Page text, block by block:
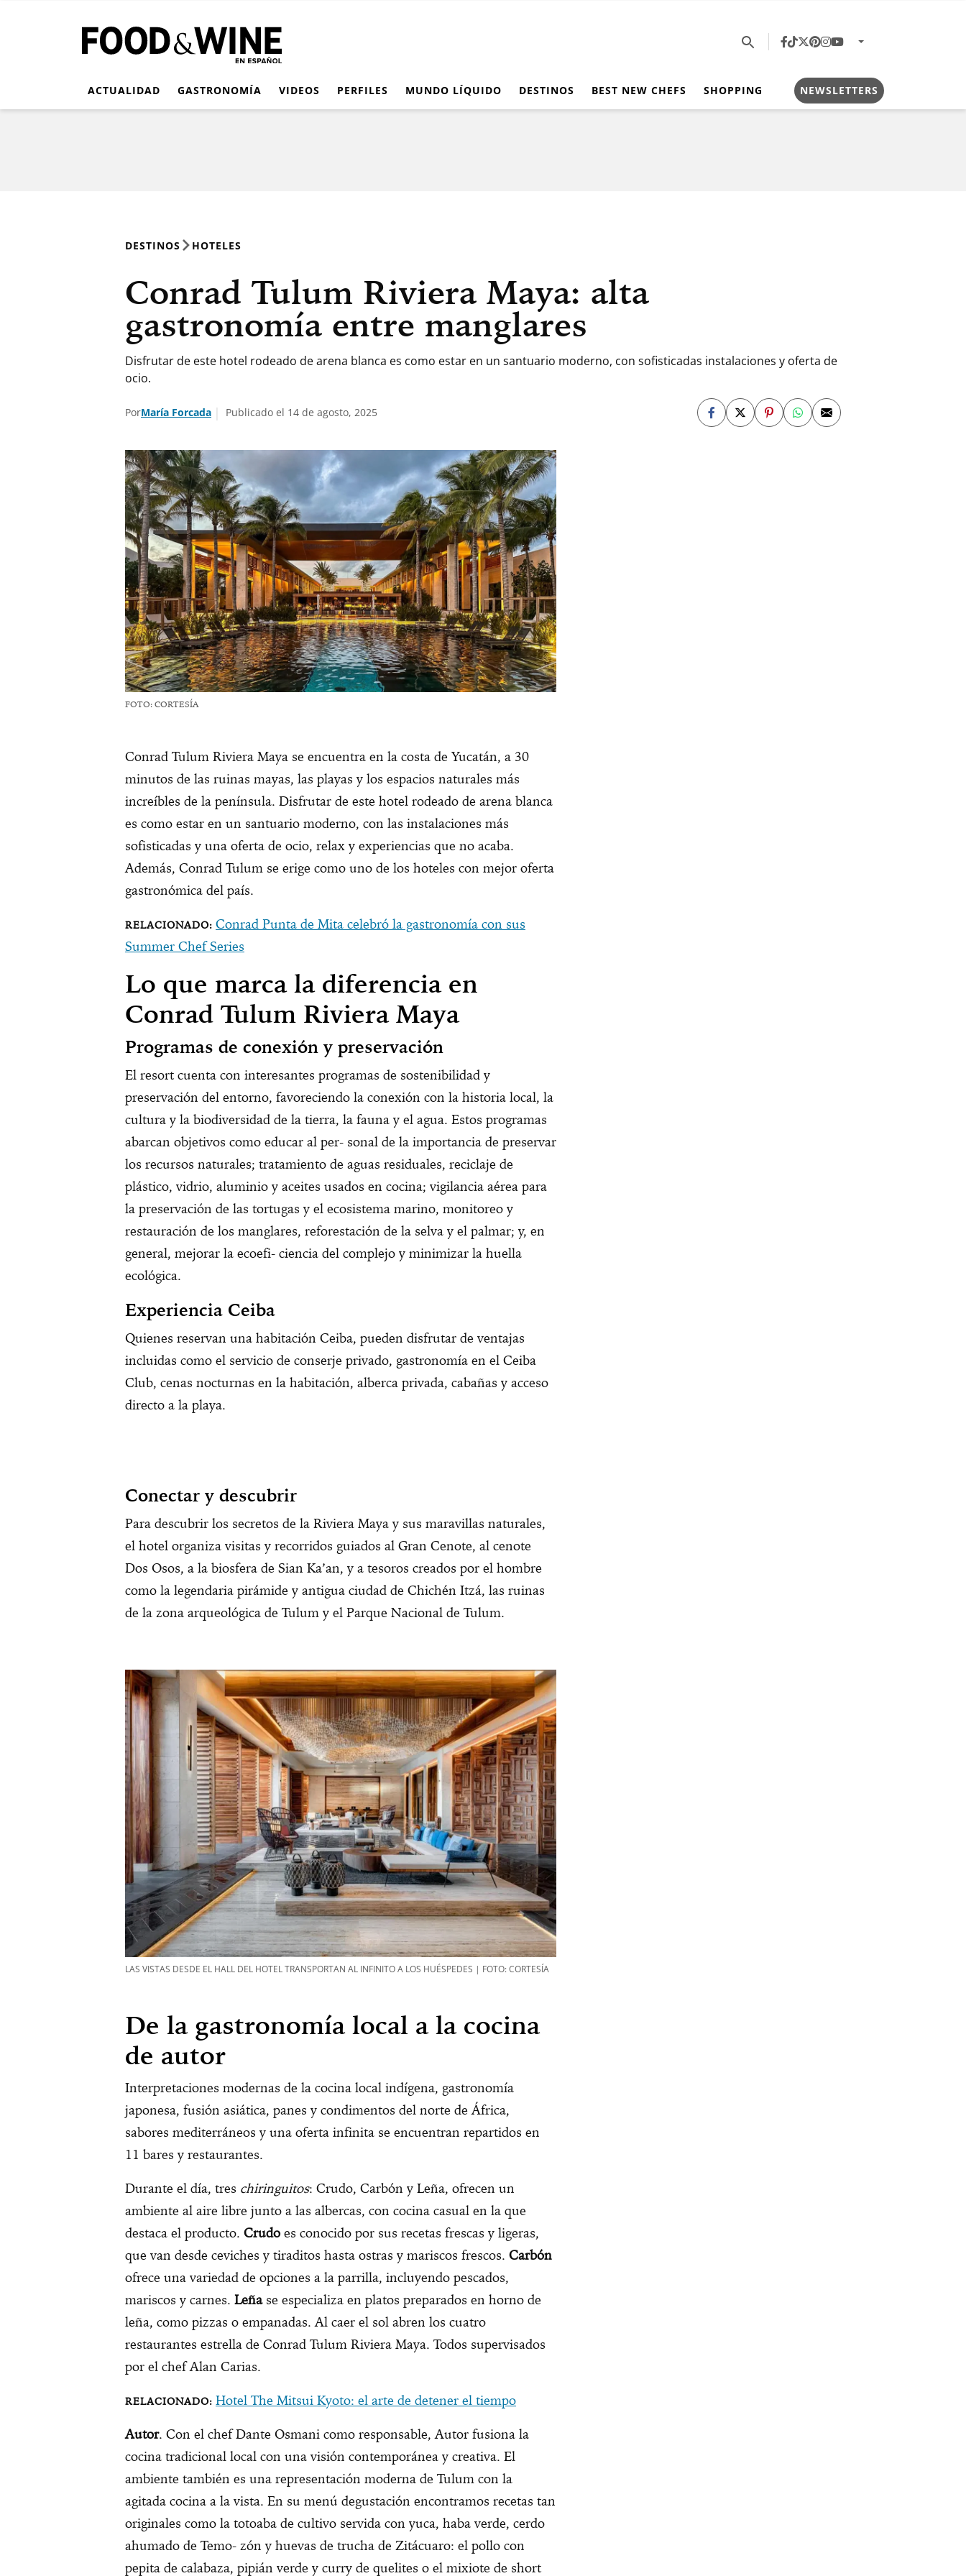
ACTUALIDAD GASTRONOMÍA VIDEOS PERFILES MUNDO LÍQUIDO DESTINOS BEST NEW CHEFS SHOPPING NEWSLETTERS
DESTINOS HOTELES
Conrad Tulum Riviera Maya: alta
gastronomía entre manglares
Disfrutar de este hotel rodeado de arena blanca es como estar en un santuario moderno, con sofisticadas instalaciones y oferta de
ocio.
PorMaría Forcada Publicado el 14 de agosto, 2025
FOTO: CORTESÍA
Conrad Tulum Riviera Maya se encuentra en la costa de Yucatán, a 30
minutos de las ruinas mayas, las playas y los espacios naturales más
increíbles de la península. Disfrutar de este hotel rodeado de arena blanca
es como estar en un santuario moderno, con las instalaciones más
sofisticadas y una oferta de ocio, relax y experiencias que no acaba.
Además, Conrad Tulum se erige como uno de los hoteles con mejor oferta
gastronómica del país.
Conrad Punta de Mita celebró la gastronomía con sus
Summer Chef Series
Lo que marca la diferencia en
Conrad Tulum Riviera Maya
Programas de conexión y preservación
El resort cuenta con interesantes programas de sostenibilidad y
preservación del entorno, favoreciendo la conexión con la historia local, la
cultura y la biodiversidad de la tierra, la fauna y el agua. Estos programas
abarcan objetivos como educar al per- sonal de la importancia de preservar
los recursos naturales; tratamiento de aguas residuales, reciclaje de
plástico, vidrio, aluminio y aceites usados en cocina; vigilancia aérea para
la preservación de las tortugas y el ecosistema marino, monitoreo y
restauración de los manglares, reforestación de la selva y el palmar; y, en
general, mejorar la ecoefi- ciencia del complejo y minimizar la huella
ecológica.
Experiencia Ceiba
Quienes reservan una habitación Ceiba, pueden disfrutar de ventajas
incluidas como el servicio de conserje privado, gastronomía en el Ceiba
Club, cenas nocturnas en la habitación, alberca privada, cabañas y acceso
directo a la playa.
Conectar y descubrir
Para descubrir los secretos de la Riviera Maya y sus maravillas naturales,
el hotel organiza visitas y recorridos guiados al Gran Cenote, al cenote
Dos Osos, a la biosfera de Sian Ka’an, y a tesoros creados por el hombre
como la legendaria pirámide y antigua ciudad de Chichén Itzá, las ruinas
de la zona arqueológica de Tulum y el Parque Nacional de Tulum.
LAS VISTAS DESDE EL HALL DEL HOTEL TRANSPORTAN AL INFINITO A LOS HUÉSPEDES | FOTO: CORTESÍA
De la gastronomía local a la cocina
de autor
Interpretaciones modernas de la cocina local indígena, gastronomía
japonesa, fusión asiática, panes y condimentos del norte de África,
sabores mediterráneos y una oferta infinita se encuentran repartidos en
11 bares y restaurantes.
Durante el día, tres chiringuitos: Crudo, Carbón y Leña, ofrecen un
ambiente al aire libre junto a las albercas, con cocina casual en la que
destaca el producto. Crudo es conocido por sus recetas frescas y ligeras,
que van desde ceviches y tiraditos hasta ostras y mariscos frescos. Carbón
ofrece una variedad de opciones a la parrilla, incluyendo pescados,
mariscos y carnes. Leña se especializa en platos preparados en horno de
leña, como pizzas o empanadas. Al caer el sol abren los cuatro
restaurantes estrella de Conrad Tulum Riviera Maya. Todos supervisados
por el chef Alan Carias.
Hotel The Mitsui Kyoto: el arte de detener el tiempo
Autor. Con el chef Dante Osmani como responsable, Autor fusiona la
cocina tradicional local con una visión contemporánea y creativa. El
ambiente también es una representación moderna de Tulum con la
agitada cocina a la vista. En su menú degustación encontramos recetas tan
originales como la totoaba de cultivo servida con yuca, haba verde, cerdo
ahumado de Temo- zón y huevas de trucha de Zitácuaro: el pollo con
pepita de calabaza, pipián verde y curry de quelites o el mixiote de short